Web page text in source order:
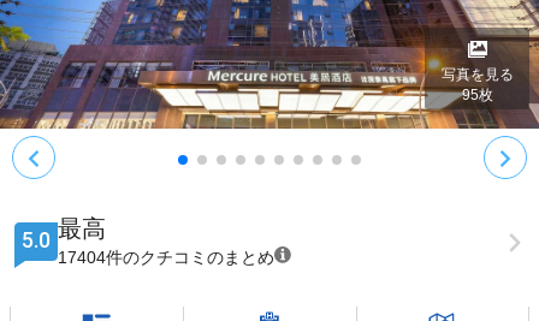
写真を見る
95枚
5.0 最高
17404件のクチコミのまとめ